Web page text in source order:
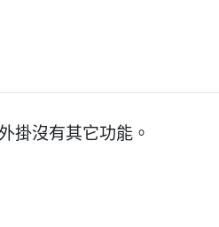
掛沒有其它功能。